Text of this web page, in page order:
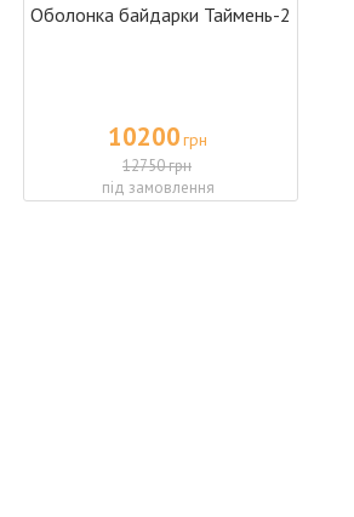
Оболонка байдарки Таймень-2
10200грн
12750 грн
під замовлення